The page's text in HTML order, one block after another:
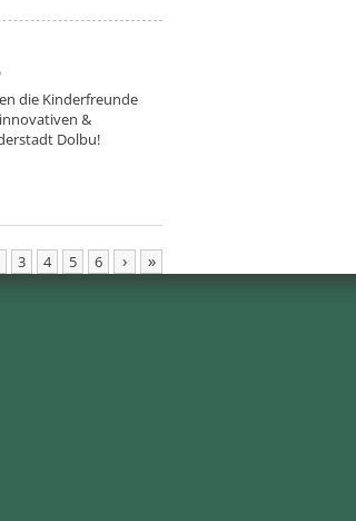
die Kinderfreunde
&
Dolbu!
3 4 5 6 › »